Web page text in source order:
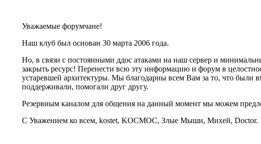
Уважаемые форумчане!
Наш клуб был основан 30 марта 2006 года.
Но, в связи с постоянными ддос атаками на наш сервер и
закрыть ресурс! Перенести всю эту информацию и форум в
устаревшей архитектуры. Мы благодарны всем Вам за то, что были
поддерживали, помогали друг другу.
Резервным каналом для общения на данный момент мы можем
С Уважением ко всем, kostet, KOCMOC, Злые Мыши, Михей, Doctor.